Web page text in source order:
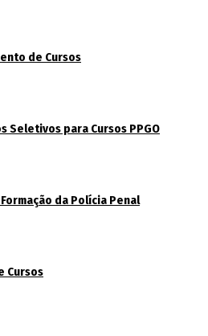
de Cursos
Seletivos para Cursos PPGO
da Polícia Penal
Cursos